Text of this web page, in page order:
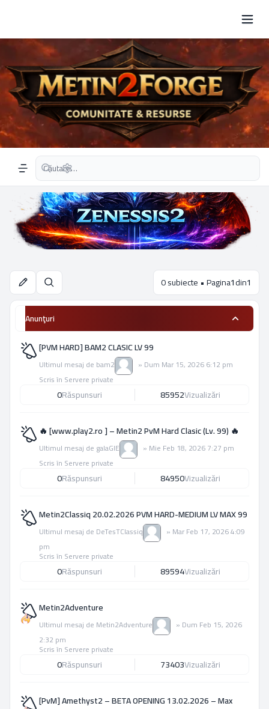
Navigation menu
Căutare avansată
Căutare 0 subiecte • Pagina1din1
Anunţuri
[PVM HARD] BAM2 CLASIC LV 99
Ultimul mesaj de bam2 » Dum Mar 15, 2026 6:12 pm
Scris în Servere private
0Răspunsuri 85952Vizualizări
🔥 [www.play2.ro ] – Metin2 PvM Hard Clasic (Lv. 99) 🔥
Ultimul mesaj de galaGIE » Mie Feb 18, 2026 7:27 pm
Scris în Servere private
0Răspunsuri 84950Vizualizări
Metin2Classiq 20.02.2026 PVM HARD-MEDIUM LV MAX 99
Ultimul mesaj de DeTesTClassiq » Mar Feb 17, 2026 4:09
pm
Scris în Servere private
0Răspunsuri 89594Vizualizări
Metin2Adventure
Ultimul mesaj de Metin2Adventure » Dum Feb 15, 2026
2:32 pm
Scris în Servere private
0Răspunsuri 73403Vizualizări
[PvM] Amethyst2 – BETA OPENING 13.02.2026 – Max